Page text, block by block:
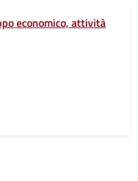
economico, attività